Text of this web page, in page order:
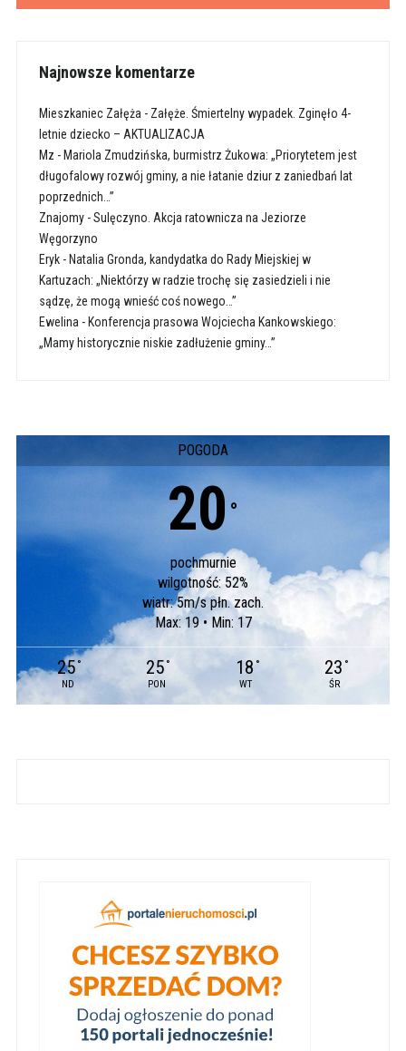
Najnowsze komentarze
Mieszkaniec Załęża - Załęże. Śmiertelny wypadek. Zginęło 4-
letnie dziecko – AKTUALIZACJA
Mz - Mariola Zmudzińska, burmistrz Żukowa: „Priorytetem jest
długofalowy rozwój gminy, a nie łatanie dziur z zaniedbań lat
poprzednich…”
Znajomy-Sulęczyno. Akcja ratownicza na Jeziorze
Węgorzyno
Eryk- Natalia Gronda, kandydatka do Rady Miejskiej w
Kartuzach: „Niektórzy w radzie trochę się zasiedzieli i nie
sądzę, że mogą wnieść coś nowego…”
Ewelina - Konferencja prasowa Wojciecha Kankowskiego:
„Mamy historycznie niskie zadłużenie gminy…”
POGODA
20 °
pochmurnie
wilgotność: 52%
wiatr: 5m/s płn. zach.
Max: 19 • Min: 17
25 °
ND
25 °
PON
18 °
WT
23 °
ŚR